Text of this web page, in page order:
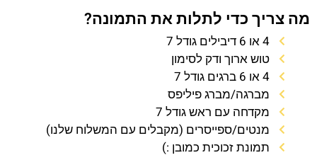
מה צריך כדי לתלות את התמונה?
4 או 6 דיבילים גודל 7
טוש ארוך ודק לסימון
4 או 6 ברגים גודל 7
מברגה/מברג פיליפס
מקדחה עם ראש גודל 7
מנטים/ספייסרים (מקבלים עם המשלוח שלנו)
תמונת זכוכית כמובן :)